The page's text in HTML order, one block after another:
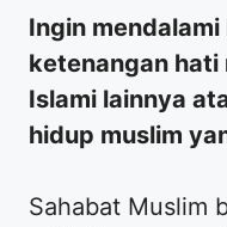
Ingin
ketenangan hati
Islami lainnya
hidup muslim
​Sahabat Muslim